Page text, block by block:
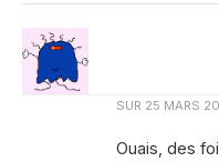
SUR 25 MARS
Ouais, des